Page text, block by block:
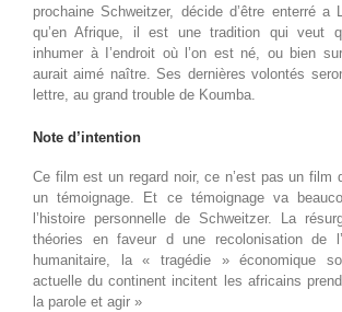
prochaine Schweitzer, décide d’être enterré a
qu’en Afrique, il est une tradition qui veut
inhumer à I’endroit où l’on est né, ou bien
aurait aimé naître. Ses dernières volontés
lettre, au grand trouble de Koumba.
Note d’intention
Ce film est un regard noir, ce n’est pas un film
un témoignage. Et ce témoignage va
l’histoire personnelle de Schweitzer. La
théories en faveur d une recolonisation de
humanitaire, la « tragédie » économique
actuelle du continent incitent les africains
la parole et agir »